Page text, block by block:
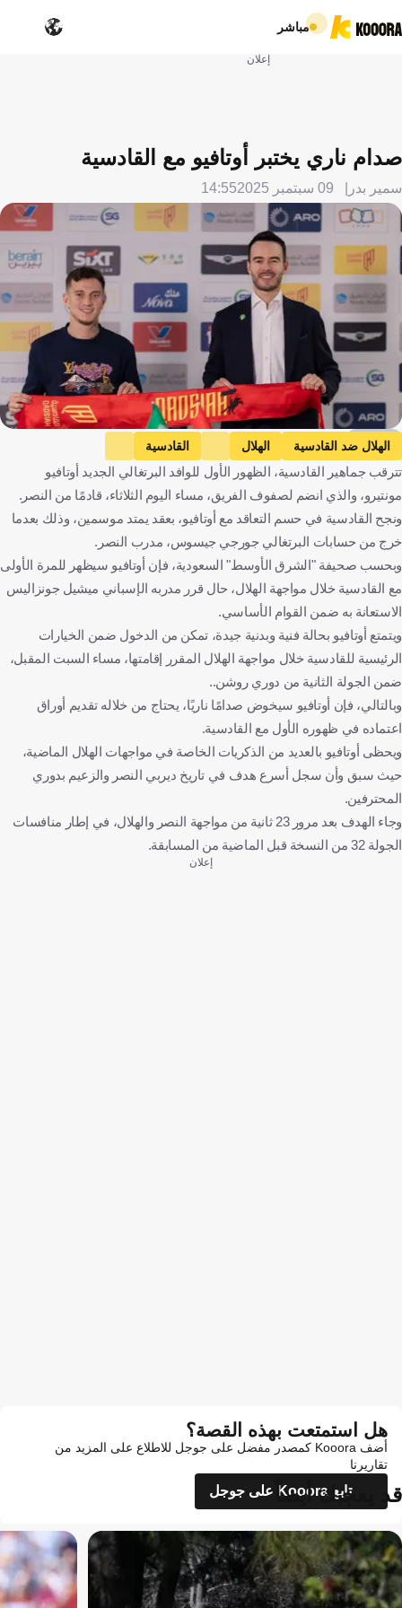
مباشر
إعلان
صدام ناري يختبر أوتافيو مع القادسية
سمير بدر 09 سبتمبر 2025 14:55
kooora
الهلال ضد القادسية الهلال
القادسية
دوري روشن السعودي
أوتافيو
المملكة العربية السعودية
البرتغال
كرة قدم
تترقب جماهير القادسية، الظهور الأول للوافد البرتغالي الجديد أوتافيو
مونتيرو، والذي انضم لصفوف الفريق، مساء اليوم الثلاثاء، قادمًا من النصر.
ونجح القادسية في حسم التعاقد مع أوتافيو، بعقد يمتد موسمين، وذلك بعدما
خرج من حسابات البرتغالي جورجي جيسوس، مدرب النصر.
وبحسب صحيفة "الشرق الأوسط" السعودية، فإن أوتافيو سيظهر للمرة الأولى
مع القادسية خلال مواجهة الهلال، حال قرر مدربه الإسباني ميشيل جونزاليس
الاستعانة به ضمن القوام الأساسي.
ويتمتع أوتافيو بحالة فنية وبدنية جيدة، تمكن من الدخول ضمن الخيارات
الرئيسية للقادسية خلال مواجهة الهلال المقرر إقامتها، مساء السبت المقبل،
ضمن الجولة الثانية من دوري روشن..
وبالتالي، فإن أوتافيو سيخوض صدامًا ناريًا، يحتاج من خلاله تقديم أوراق
اعتماده في ظهوره الأول مع القادسية.
ويحظى أوتافيو بالعديد من الذكريات الخاصة في مواجهات الهلال الماضية،
حيث سبق وأن سجل أسرع هدف في تاريخ ديربي النصر والزعيم بدوري
المحترفين.
وجاء الهدف بعد مرور 23 ثانية من مواجهة النصر والهلال، في إطار منافسات
الجولة 32 من النسخة قبل الماضية من المسابقة.
إعلان
هل استمتعت بهذه القصة؟
أضف Kooora كمصدر مفضل على جوجل للاطلاع على المزيد من
تقاريرنا
تابع Kooora على جوجل
قد يعجبك أيضاً